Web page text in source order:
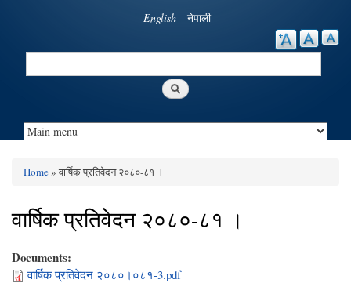
English नेपाली
Search
You are here
Home» वार्षिक प्रतिवेदन २०८०-८१ ।
वार्षिक प्रतिवेदन २०८०-८१ ।
Documents:
वार्षिक प्रतिवेदन २०८०।०८१-3.pdf